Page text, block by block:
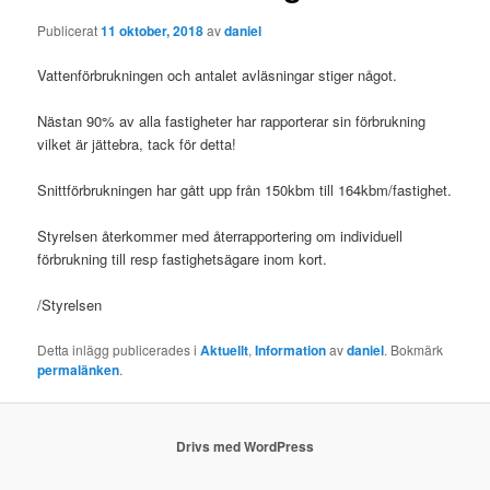
Publicerat11 oktober, 2018avdaniel
Vattenförbrukningen och antalet avläsningar stiger något.
Nästan 90% av alla fastigheter har rapporterar sin förbrukning
vilket är jättebra, tack för detta!
Snittförbrukningen har gått upp från 150kbm till 164kbm/fastighet.
Styrelsen återkommer med återrapportering om individuell
förbrukning till resp fastighetsägare inom kort.
/Styrelsen
Detta inlägg publicerades iAktuellt,Informationavdaniel. Bokmärk
permalänken.
Drivs med WordPress